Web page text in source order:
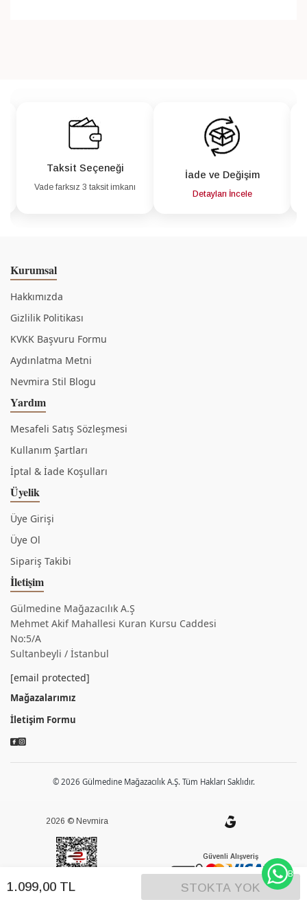
1.099,00 TL STOKTA YOK
Taksit Seçeneği
Vade farksız 3 taksit imkanı
İade ve Değişim
Detayları İncele
Kurumsal
Hakkımızda
Gizlilik Politikası
KVKK Başvuru Formu
Aydınlatma Metni
Nevmira Stil Blogu
Yardım
Mesafeli Satış Sözleşmesi
Kullanım Şartları
İptal & İade Koşulları
Üyelik
Üye Girişi
Üye Ol
Sipariş Takibi
İletişim
Gülmedine Mağazacılık A.Ş
Mehmet Akif Mahallesi Kuran Kursu Caddesi
No:5/A
Sultanbeyli / İstanbul
[email protected]
Mağazalarımız
İletişim Formu
© 2026 Gülmedine Mağazacılık A.Ş. Tüm Hakları Saklıdır.
2026 © Nevmira
Güvenli Alışveriş